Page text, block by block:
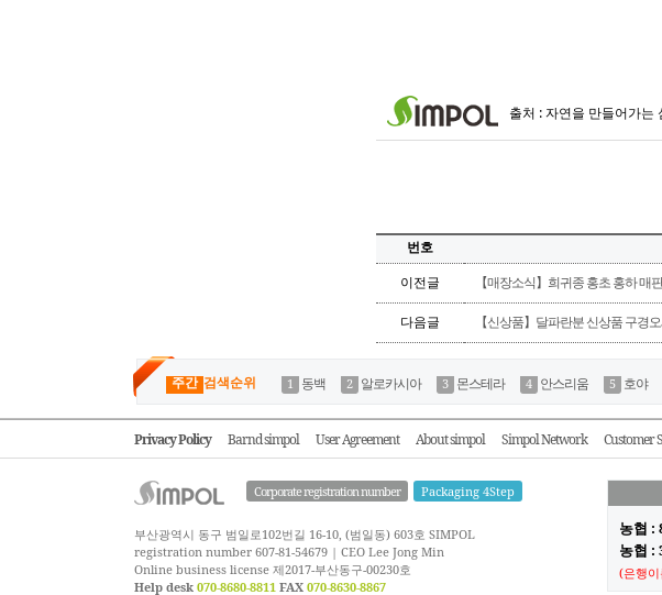
출처 : 자연을 만들어가는
번호
이전글
【매장소식】희귀종 홍초 홍하 매
다음글 【신상품】달파란분 신상품 구경
주간 검색순위 동백 알로카시아 몬스테라 안스리움 호야
Privacy Policy Barnd simpol User Agreement About simpol Simpol Network Customer
Corporate registration number Packaging 4Step
부산광역시 동구 범일로102번길 16-10, (범일동) 603호 SIMPOL
registration number 607-81-54679 | CEO Lee Jong Min
Online business license 제2017-부산동구-00230호
Help desk 070-8680-8811 FAX 070-8630-8867
농협 :
농협 :
(은행